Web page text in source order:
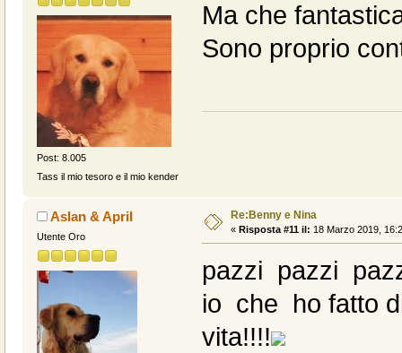
Post: 8.005
Tass il mio tesoro e il mio kender
Ma che
Sono proprio
Aslan & April
Utente Oro
Re:Benny e Nina
« Risposta #11 il: 18 Marzo 2019,
pazzi pazzi
io che ho fatto
vita!!!!